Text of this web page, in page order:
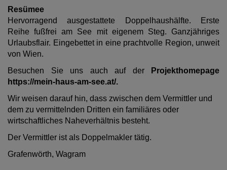
Resümee
Hervorragend ausgestattete Doppelhaushälfte. Erste
Reihe fußfrei am See mit eigenem Steg. Ganzjähriges
Urlaubsflair. Eingebettet in eine prachtvolle Region, unweit
von Wien.
Besuchen Sie uns auch auf der
Projekthomepage
https://mein-haus-am-see.at/.
Wir weisen darauf hin, dass zwischen dem Vermittler und
dem zu vermittelnden Dritten ein familiäres oder
wirtschaftliches Naheverhältnis besteht.
Der Vermittler ist als Doppelmakler tätig.
Grafenwörth, Wagram